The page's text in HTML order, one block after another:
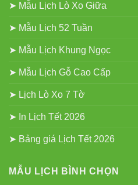
➤ Mẫu Lịch Lò Xo Giữa
➤ Mẫu Lịch 52 Tuần
➤ Mẫu Lịch Khung Ngọc
➤ Mẫu Lịch Gỗ Cao Cấp
➤ Lịch Lò Xo 7 Tờ
➤ In Lịch Tết 2026
➤ Bảng giá Lịch Tết 2026
MẪU LỊCH BÌNH CHỌN